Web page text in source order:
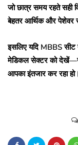
जो छात्र समय रहते सही
बेहतर आर्थिक और पेशेवर
इसलिए यदि MBBS सीट
मेडिकल सेक्टर को
आपका इंतजार कर रहा